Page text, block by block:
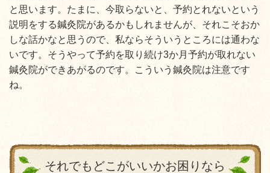
と思います。たまに、今取らないと、予約とれないという
説明をする鍼灸院があるかもしれませんが、それこそおか
しな話かなと思うので、私ならそういうところには通わな
いです。そうやって予約を取り続け3か月予約が取れない
鍼灸院ができあがるのです。こういう鍼灸院は注意です
ね。
それでもどこがいいかお困りなら